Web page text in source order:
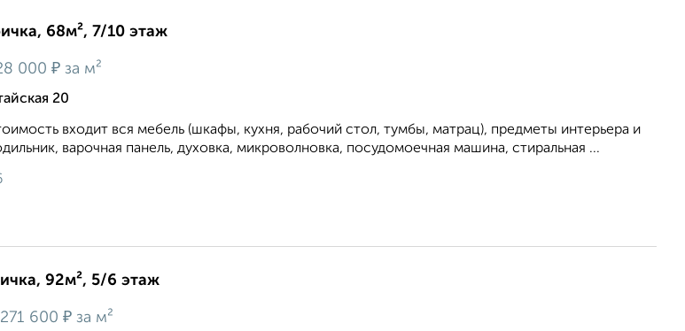
68м², 7/10 этаж
000 ₽ за м²
20
входит вся мебель (шкафы, кухня, рабочий стол, тумбы, матрац), предметы интерьера и
варочная панель, духовка, микроволновка, посудомоечная машина, стиральная ...
92м², 5/6 этаж
271 600 ₽ за м²